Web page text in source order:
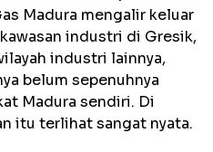
Madura mengalir keluar
industri di Gresik,
industri lainnya,
belum sepenuhnya
Madura sendiri. Di
itu terlihat sangat nyata.